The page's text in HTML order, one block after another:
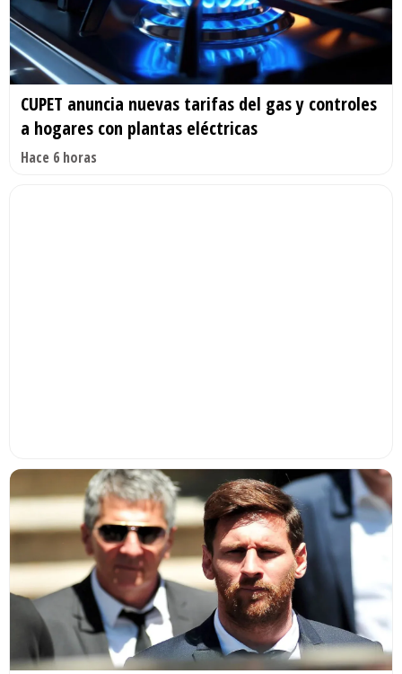
CUPET anuncia nuevas tarifas del gas y controles
a hogares con plantas eléctricas
Hace 6 horas